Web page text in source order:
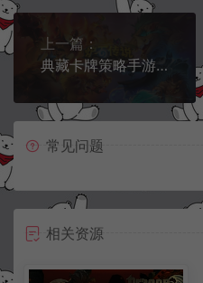
上一篇：
典藏卡牌策略手游【炉石传说】客户端源码+服务端源码
常见问题
相关资源